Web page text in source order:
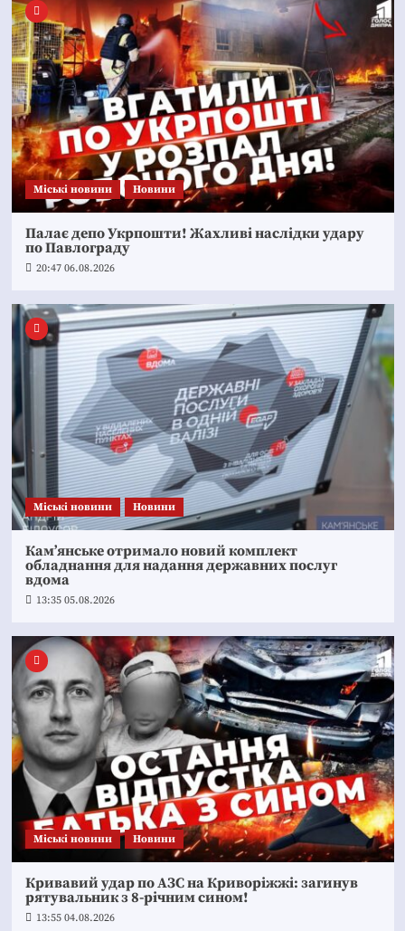
Mіські новини Новини
Палає депо Укрпошти! Жахливі наслідки удару
по Павлограду
20:47 06.08.2026
Mіські новини Новини
Кам’янське отримало новий комплект
обладнання для надання державних послуг
вдома
13:35 05.08.2026
Mіські новини Новини
Кривавий удар по АЗС на Криворіжжі: загинув
рятувальник з 8-річним сином!
13:55 04.08.2026